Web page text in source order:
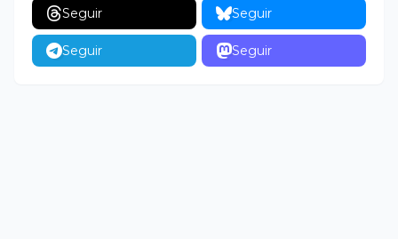
Seguir Seguir
Seguir Seguir